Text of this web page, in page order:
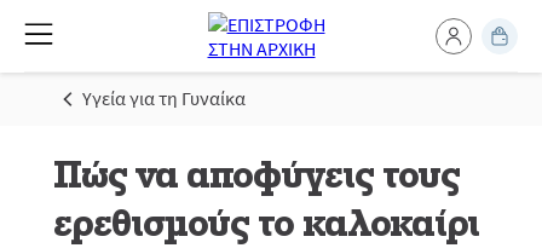
Υγεία για τη Γυναίκα
Πώς να αποφύγεις τους
ερεθισμούς το καλοκαίρι